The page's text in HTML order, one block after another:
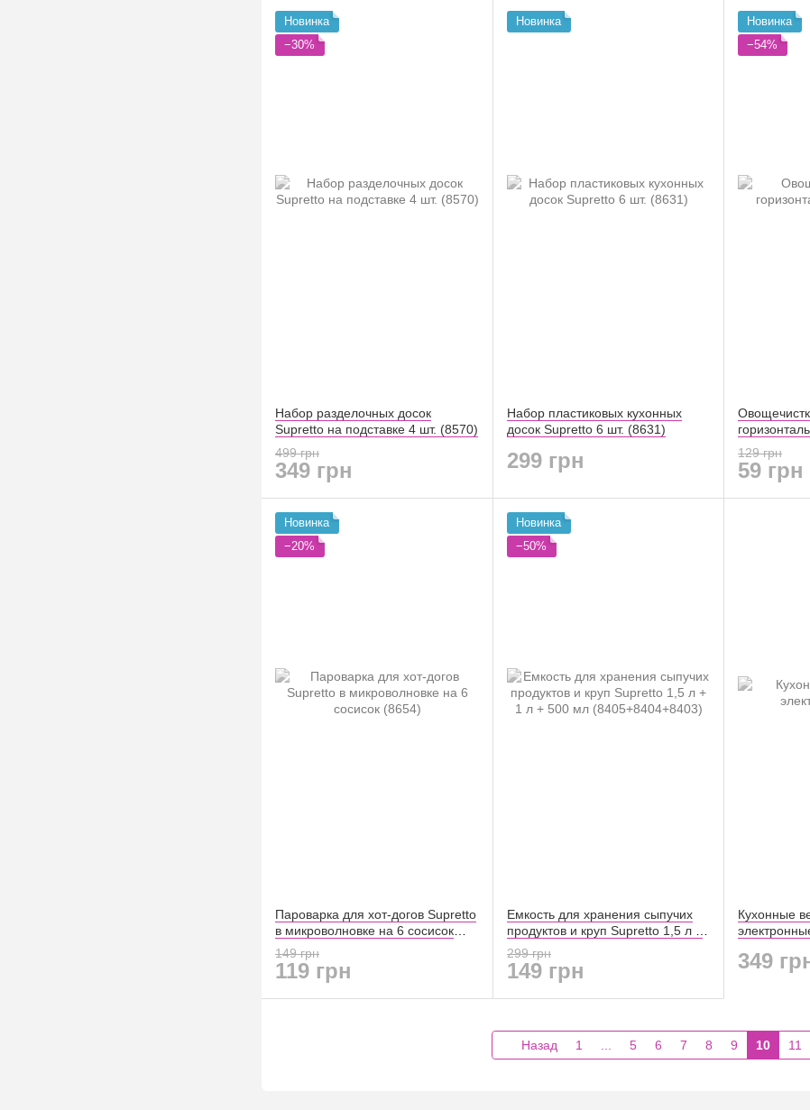
Новинка
−30%
Набор разделочных досок
Supretto на подставке 4 шт. (8570)
499 грн
349 грн
Новинка
Набор пластиковых кухонных
досок Supretto 6 шт. (8631)
299 грн
Новинка
−54%
129 грн
59 грн
Новинка
−20%
Пароварка для хот-догов Supretto
в микроволновке на 6 сосисок
(8654)
149 грн
119 грн
Новинка
−50%
Емкость для хранения сыпучих
продуктов и круп Supretto 1,5 л +
1 л + 500 мл (8405+8404+8403)
299 грн
149 грн
Кухонные
349
Назад 1 5 6 7 8 9 10 11